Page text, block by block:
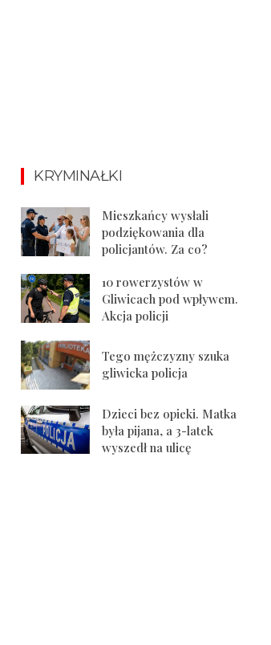
KRYMINAŁKI
Mieszkańcy wysłali
podziękowania dla
policjantów. Za co?
10 rowerzystów w
Gliwicach pod wpływem.
Akcja policji
Tego mężczyzny szuka
gliwicka policja
Dzieci bez opieki. Matka
była pijana, a 3-latek
wyszedł na ulicę